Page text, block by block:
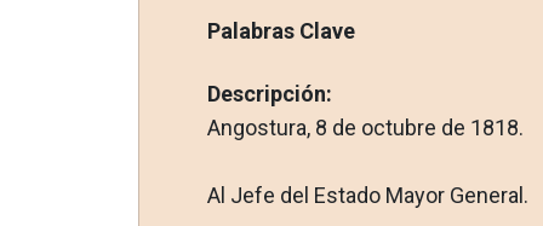
Palabras Clave
Descripción:
Angostura, 8 de octubre de 1818.
Al Jefe del Estado Mayor General.